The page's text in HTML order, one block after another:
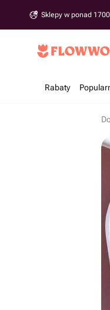
Sklepy w ponad
Rabaty